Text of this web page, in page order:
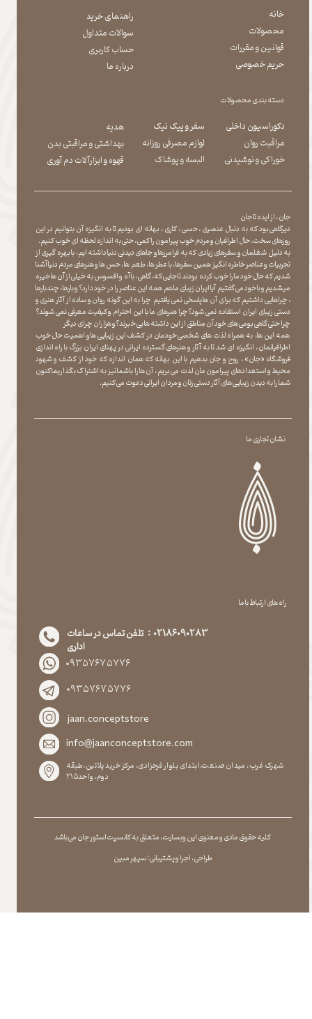
دسته بندی محصولات
خانه
محصولات
قوانین و مقررات
حریم خصوصی
راهنمای خرید
سوالات متداول
حساب کاربری
درباره ما
دکوراسیون داخلی
مراقبت روان
​​​​​​​خوراکی و نوشیدنی
سفر و پیک نیک
لوازم مصرفی روزانه
​​​​​​​البسه و پوشاک
هدیه
بهداشتی و مراقبتی بدن
​​​​​​​قهوه و ابزارآلات دم آوری
نشان تجاری ما
جان ، از ایده تا جان
دیرگاهی بود که به دنبال عنصری ، حسی ، کاری ، بهانه ای بودیم تا به انگیزه آن بتوانیم در این
روزهای سخت ، حال اطرافیان و مردم خوب پیرامون را کمی ، حتی به اندازه لحظه ای خوب کنیم.
به دلیل شغلمان و سفرهای زیادی که به فرامرزها و جاهای دیدنی دنیا داشته ایم، با بهره گیری از
تجربیات و عناصر خاطره انگیز همین سفرها ، با عطر ها ، طعم ها ، حس ها و هنرهای مردم دنیا آشنا
شدیم که حال خود ما را خوب کرده بودند تا جایی که، گاهی ، با آه و افسوس به خیلی از آن ها خیره
میشدیم و با خود می گفتیم آیا ایران زیبای ما هم همه این عناصر را در خود دارد؟ و بارها ، چندبارها
، چراهایی داشتیم که برای آن ها پاسخی نمی یافتیم چرا به این گونه روان و ساده از آثار هنری و
دستی زیبای ایران استفاده نمی شود؟چرا هنرهای ما با این احترام و کیفیت معرفی نمی شوند؟
چرا حتی گاهی بومی های خود آن مناطق از این داشته ها بی خبرند؟و هزاران چرای دیگر
​​​​​​​ همه این ها، به همراه لذت های شخصی خودمان در کشف این زیبایی ها و اهمیت حال خوب
اطرافیانمان ، انگیزه ای شد تا به آثار و هنرهای گسترده ایرانی در پهنای ایران بزرگ با راه اندازی
فروشگاه «جان» ، روح و جان بدهیم با این بهانه که همان اندازه که خود از کشف و شهود
محیط و استعدادهای پیرامون مان لذت می بریم ، آن ها را با شما نیز به اشتراک بگذاریماکنون
شما را به دیدن زیبایی های آثار دستی زنان و مردان ایرانی دعوت می کنیم.
راه های ارتباط با ما
کلیه حقوق مادی و معنوی این وبسایت ، متعلق به کانسپت استور جان می باشد
طراحی ، اجرا و پشتیبانی : سپهر مبین
02186090283 : تلفن تماس در ساعات
اداری
۰۹۳۵۷۶۷۵۷۷۶
۰۹۳۵۷۶۷۵۷۷۶
jaan.conceptstore
info@jaanconceptstore.com
شهرک غرب، میدان صنعت،ابتدای بلوار فرحزادی، مرکز خرید پلاتین،طبقه
دوم،واحد۲۱۵